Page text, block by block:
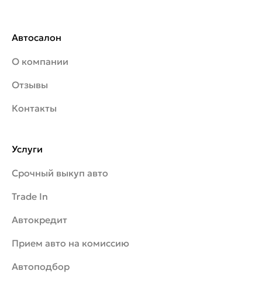
Автосалон
О компании
Отзывы
Контакты
Услуги
Срочный выкуп авто
Trade In
Автокредит
Прием авто на комиссию
Автоподбор